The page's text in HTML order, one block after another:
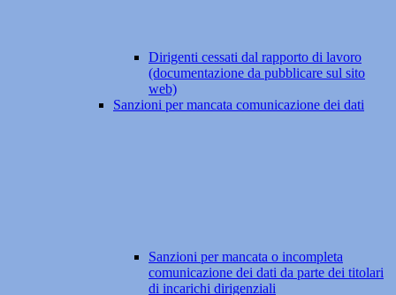
Dirigenti cessati dal rapporto di lavoro
(documentazione da pubblicare sul sito
web)
Sanzioni per mancata comunicazione dei dati
Sanzioni per mancata o incompleta
comunicazione dei dati da parte dei titolari
di incarichi dirigenziali